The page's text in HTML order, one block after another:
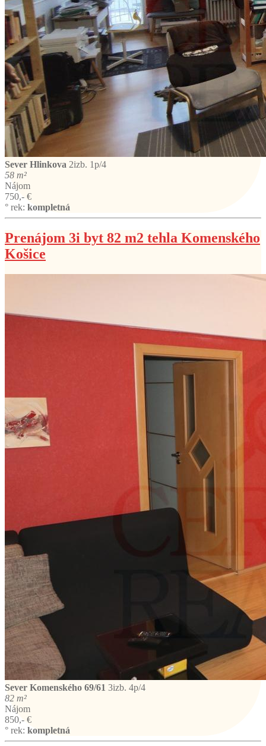
Sever Hlinkova 2izb. 1p/4
58 m²
Nájom
750,- €
° rek: kompletná
Prenájom 3i byt 82 m2 tehla Komenského
Košice
Sever Komenského 69/61 3izb. 4p/4
82 m²
Nájom
850,- €
° rek: kompletná